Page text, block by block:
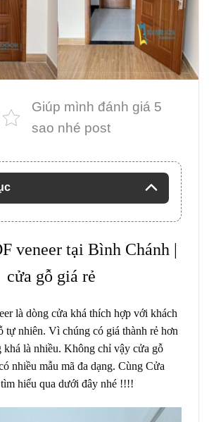
Giúp mình đánh giá 5
sao nhé post
veneer tại Bình Chánh |
cửa gỗ giá rẻ
là dòng cửa khá thích hợp với khách
tự nhiên. Vì chúng có giá thành rẻ hơn
khá là nhiều. Không chỉ vậy cửa gỗ
nhiều mẫu mã đa dạng. Cùng Cửa
hiểu qua dưới đây nhé !!!!